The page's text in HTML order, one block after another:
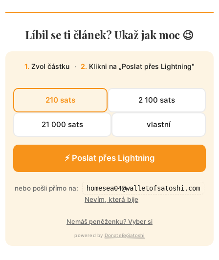
Líbil se ti článek? Ukaž jak moc 😉
1.Zvol částku · 2. Klikni na „Poslat přes Lightning"
210 sats 2 100 sats
21 000 sats vlastní
⚡ Poslat přes Lightning
nebo pošli přímo na:
homesea04@walletofsatoshi.com
Nevím, která bije
Nemáš peněženku? Vyber si
powered by DonateBySatoshi